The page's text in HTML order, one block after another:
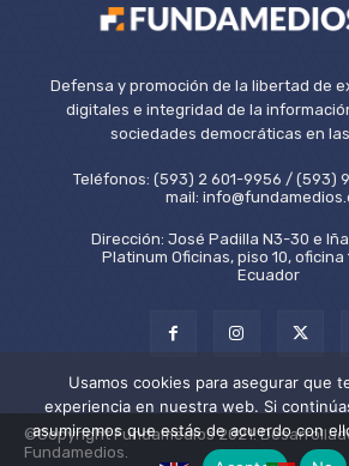
Defensa y promoción de la libertad de
digitales e integridad de la
sociedades democráticas en las
Teléfonos: (593) 2 601-9956 / (593)
mail:
Dirección: José Padilla N3-30 e
Platinum Oficinas, piso 10, oficina
Ecuador
©Copyright Fundamedios 2021.
Fundamedios.
Usamos cookies para asegurar que
experiencia en nuestra web. Si
asumiremos que estás de acuerdo con